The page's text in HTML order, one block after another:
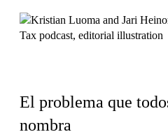
El problema que
nombra